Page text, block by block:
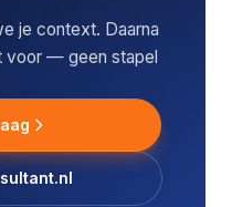
je context. Daarna
voor — geen stapel